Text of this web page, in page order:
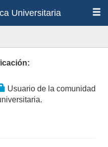
Universitaria
Usuario de la comunidad